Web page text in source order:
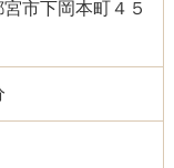
市下岡本町４５